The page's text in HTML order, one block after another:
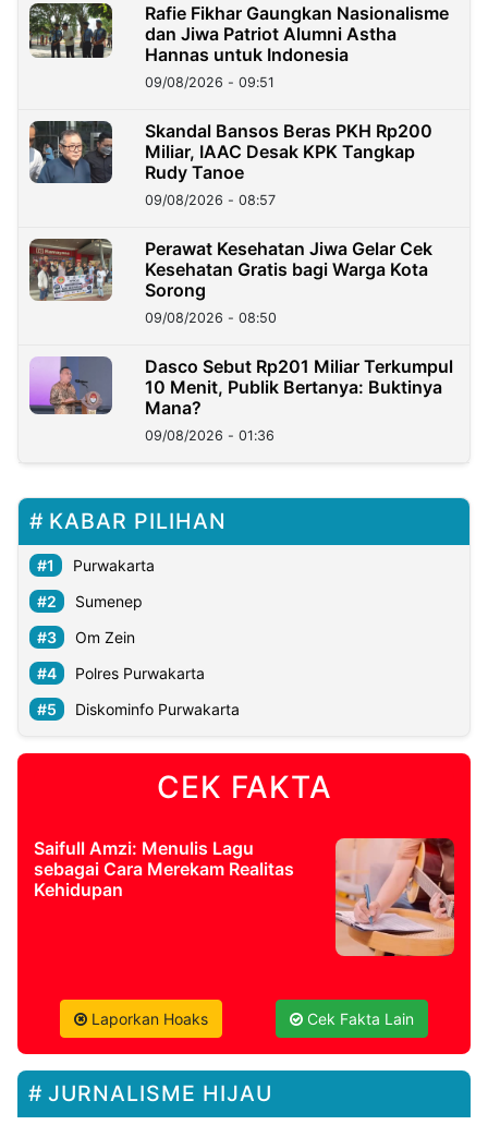
Rafie Fikhar Gaungkan Nasionalisme
dan Jiwa Patriot Alumni Astha
Hannas untuk Indonesia
09/08/2026 - 09:51
Skandal Bansos Beras PKH Rp200
Miliar, IAAC Desak KPK Tangkap
Rudy Tanoe
09/08/2026 - 08:57
Perawat Kesehatan Jiwa Gelar Cek
Kesehatan Gratis bagi Warga Kota
Sorong
09/08/2026 - 08:50
Dasco Sebut Rp201 Miliar Terkumpul
10 Menit, Publik Bertanya: Buktinya
Mana?
09/08/2026 - 01:36
KABAR PILIHAN
Purwakarta
Sumenep
Om Zein
Polres Purwakarta
Diskominfo Purwakarta
CEK FAKTA
Saifull Amzi: Menulis Lagu
sebagai Cara Merekam Realitas
Kehidupan
Laporkan Hoaks Cek Fakta Lain
JURNALISME HIJAU